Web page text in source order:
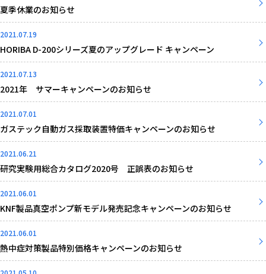
夏季休業のお知らせ
2021.07.19
HORIBA D-200シリーズ夏のアップグレード キャンペーン
2021.07.13
2021年 サマーキャンペーンのお知らせ
2021.07.01
ガステック自動ガス採取装置特価キャンペーンのお知らせ
2021.06.21
研究実験用総合カタログ2020号 正誤表のお知らせ
2021.06.01
KNF製品真空ポンプ新モデル発売記念キャンペーンのお知らせ
2021.06.01
熱中症対策製品特別価格キャンペーンのお知らせ